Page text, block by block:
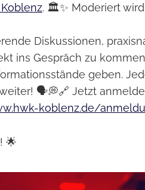
. 🏛️✨ Moderiert
Diskussionen,
ins Gespräch zu
geben.
🗣️💭🔗 Jetzt
koblenz.de/
🌟